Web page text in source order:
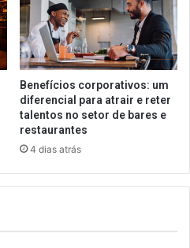
Benefícios corporativos: um
diferencial para atrair e reter
talentos no setor de bares e
restaurantes
4 dias atrás